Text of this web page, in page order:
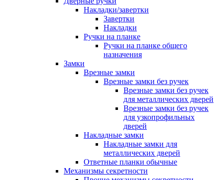
Накладки/завертки
Завертки
Накладки
Ручки на планке
Ручки на планке общего
назначения
Замки
Врезные замки
Врезные замки без ручек
Врезные замки без ручек
для металлических дверей
Врезные замки без ручек
для узкопрофильных
дверей
Накладные замки
Накладные замки для
металлических дверей
Ответные планки обычные
Механизмы секретности